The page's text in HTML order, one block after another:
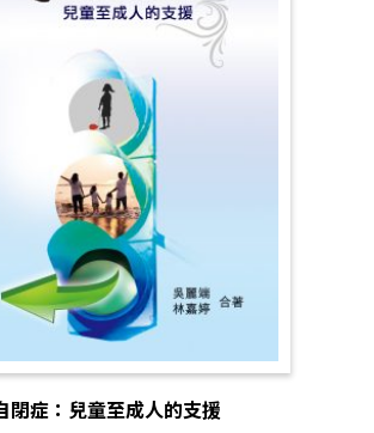
閉症：兒童至成人的支援